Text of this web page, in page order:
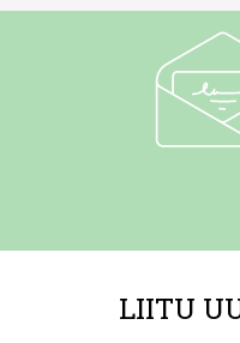
LIITU